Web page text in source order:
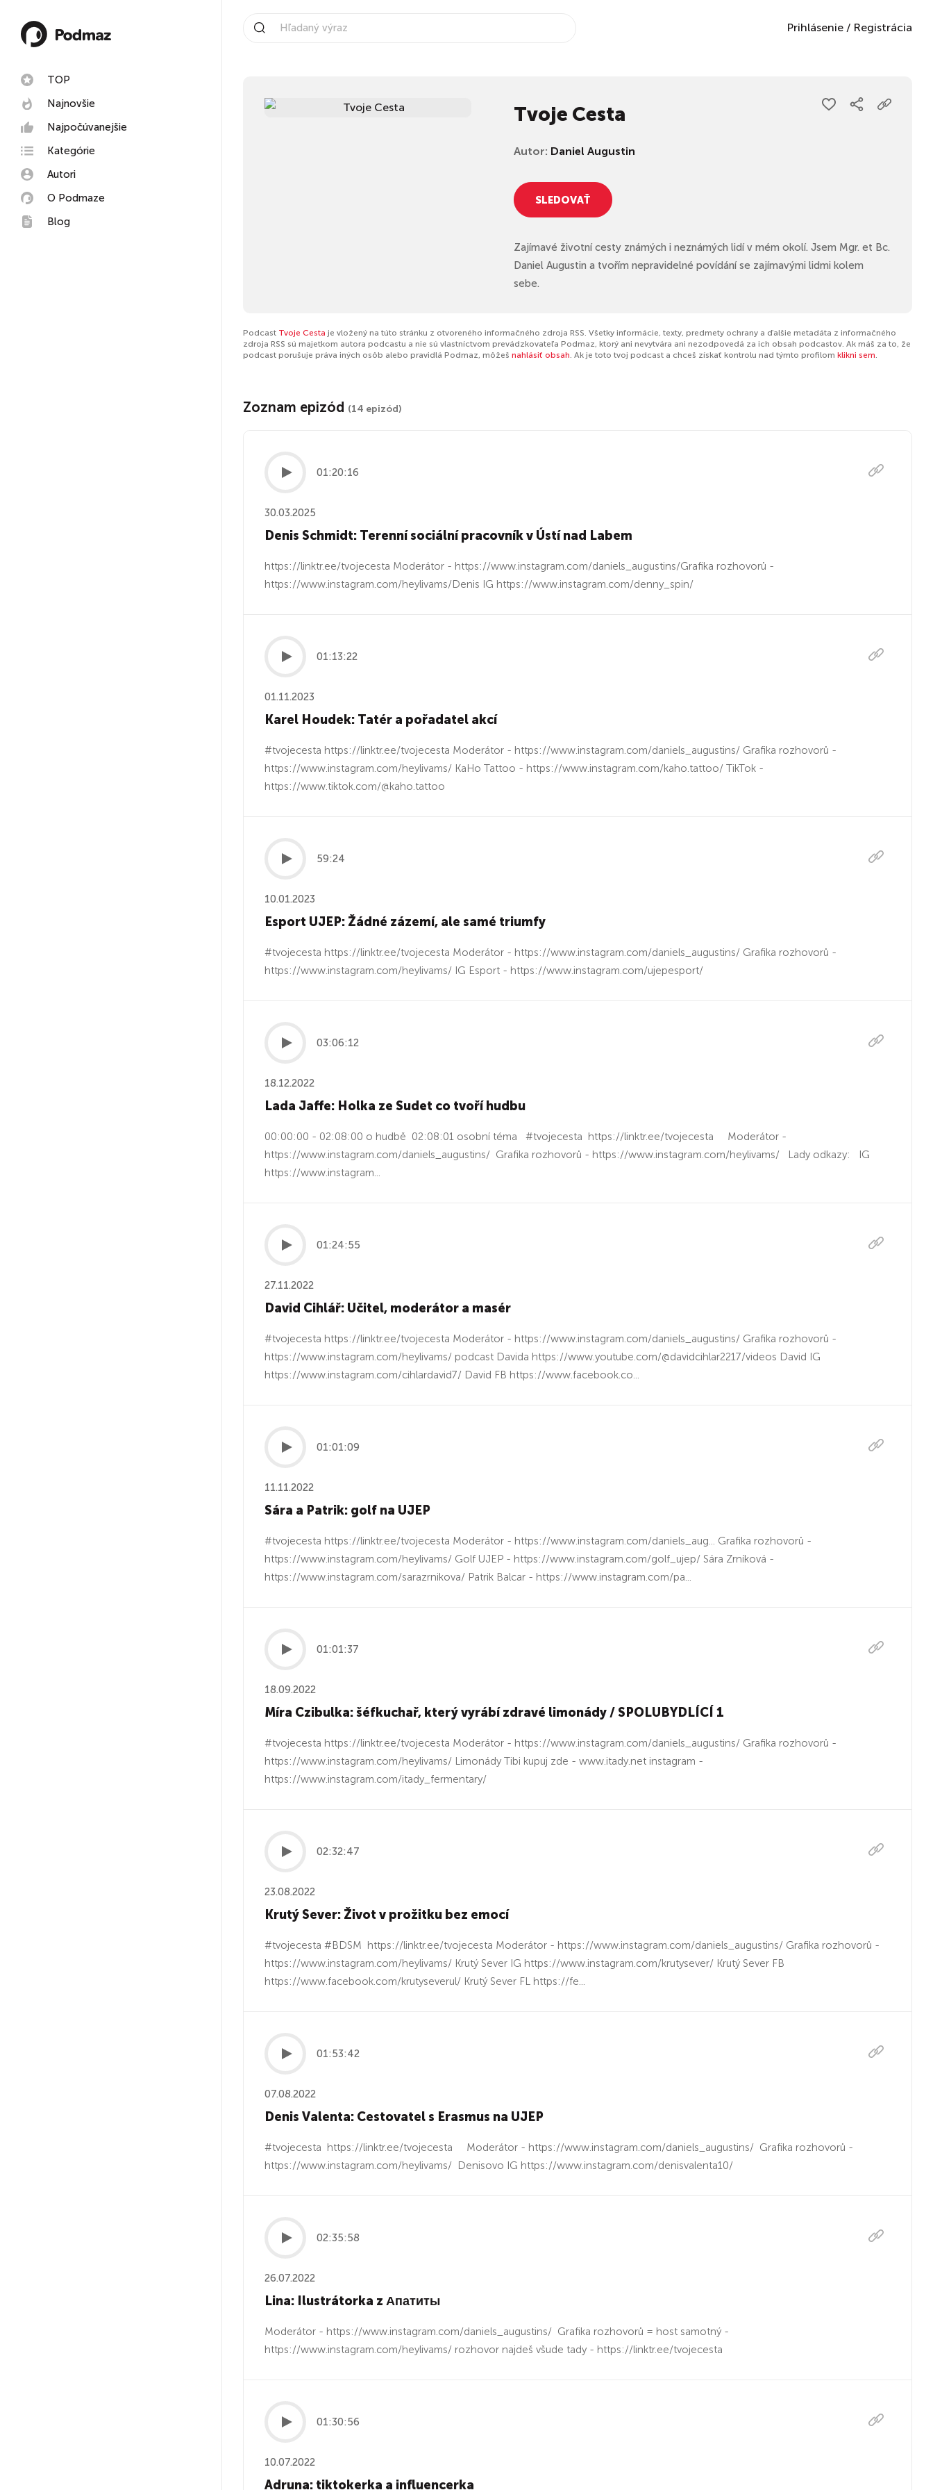
TOP
Najnovšie
Najpočúvanejšie
Kategórie
Autori
O Podmaze
Blog
Prihlásenie / Registrácia
Tvoje Cesta
Autor: Daniel Augustin
SLEDOVAŤ
Zajímavé životní cesty známých i neznámých lidí v mém okolí. Jsem Mgr. et Bc.
Daniel Augustin a tvořím nepravidelné povídání se zajímavými lidmi kolem
sebe.
Podcast Tvoje Cesta je vložený na túto stránku z otvoreného informačného zdroja RSS. Všetky informácie, texty, predmety ochrany a ďalšie metadáta z informačného
zdroja RSS sú majetkom autora podcastu a nie sú vlastníctvom prevádzkovateľa Podmaz, ktorý ani nevytvára ani nezodpovedá za ich obsah podcastov. Ak máš za to, že
podcast porušuje práva iných osôb alebo pravidlá Podmaz, môžeš nahlásiť obsah. Ak je toto tvoj podcast a chceš získať kontrolu nad týmto profilom klikni sem.
Zoznam epizód (14 epizód)
01:20:16
30.03.2025
Denis Schmidt: Terenní sociální pracovník v Ústí nad Labem
https://linktr.ee/tvojecesta Moderátor - https://www.instagram.com/daniels_augustins/Grafika rozhovorů -
https://www.instagram.com/heylivams/Denis IG https://www.instagram.com/denny_spin/
01:13:22
01.11.2023
Karel Houdek: Tatér a pořadatel akcí
#tvojecesta https://linktr.ee/tvojecesta Moderátor - https://www.instagram.com/daniels_augustins/ Grafika rozhovorů -
https://www.instagram.com/heylivams/ KaHo Tattoo - https://www.instagram.com/kaho.tattoo/ TikTok -
https://www.tiktok.com/@kaho.tattoo
59:24
10.01.2023
Esport UJEP: Žádné zázemí, ale samé triumfy
#tvojecesta https://linktr.ee/tvojecesta Moderátor - https://www.instagram.com/daniels_augustins/ Grafika rozhovorů -
https://www.instagram.com/heylivams/ IG Esport - https://www.instagram.com/ujepesport/
03:06:12
18.12.2022
Lada Jaffe: Holka ze Sudet co tvoří hudbu
00:00:00 - 02:08:00 o hudbě 02:08:01 osobní téma #tvojecesta https://linktr.ee/tvojecesta Moderátor -
https://www.instagram.com/daniels_augustins/ Grafika rozhovorů - https://www.instagram.com/heylivams/ Lady odkazy: IG
https://www.instagram...
01:24:55
27.11.2022
David Cihlář: Učitel, moderátor a masér
#tvojecesta https://linktr.ee/tvojecesta Moderátor - https://www.instagram.com/daniels_augustins/ Grafika rozhovorů -
https://www.instagram.com/heylivams/ podcast Davida https://www.youtube.com/@davidcihlar2217/videos David IG
https://www.instagram.com/cihlardavid7/ David FB https://www.facebook.co...
01:01:09
11.11.2022
Sára a Patrik: golf na UJEP
#tvojecesta https://linktr.ee/tvojecesta Moderátor - https://www.instagram.com/daniels_aug... Grafika rozhovorů -
https://www.instagram.com/heylivams/ Golf UJEP - https://www.instagram.com/golf_ujep/ Sára Zrníková -
https://www.instagram.com/sarazrnikova/ Patrik Balcar - https://www.instagram.com/pa...
01:01:37
18.09.2022
Míra Czibulka: šéfkuchař, který vyrábí zdravé limonády / SPOLUBYDLÍCÍ 1
#tvojecesta https://linktr.ee/tvojecesta Moderátor - https://www.instagram.com/daniels_augustins/ Grafika rozhovorů -
https://www.instagram.com/heylivams/ Limonády Tibi kupuj zde - www.itady.net instagram -
https://www.instagram.com/itady_fermentary/
02:32:47
23.08.2022
Krutý Sever: Život v prožitku bez emocí
#tvojecesta #BDSM https://linktr.ee/tvojecesta Moderátor - https://www.instagram.com/daniels_augustins/ Grafika rozhovorů -
https://www.instagram.com/heylivams/ Krutý Sever IG https://www.instagram.com/krutysever/ Krutý Sever FB
https://www.facebook.com/krutyseverul/ Krutý Sever FL https://fe...
01:53:42
07.08.2022
Denis Valenta: Cestovatel s Erasmus na UJEP
#tvojecesta https://linktr.ee/tvojecesta Moderátor - https://www.instagram.com/daniels_augustins/ Grafika rozhovorů -
https://www.instagram.com/heylivams/ Denisovo IG https://www.instagram.com/denisvalenta10/
02:35:58
26.07.2022
Lina: Ilustrátorka z Апатиты
Moderátor - https://www.instagram.com/daniels_augustins/ Grafika rozhovorů = host samotný -
https://www.instagram.com/heylivams/ rozhovor najdeš všude tady - https://linktr.ee/tvojecesta
01:30:56
10.07.2022
Adruna: tiktokerka a influencerka